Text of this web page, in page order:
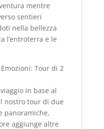
mentre
sentieri
nella bellezza
l’entroterra e le
Tour di 2
in base al
nostro tour di due
panoramiche,
aggiunge altre